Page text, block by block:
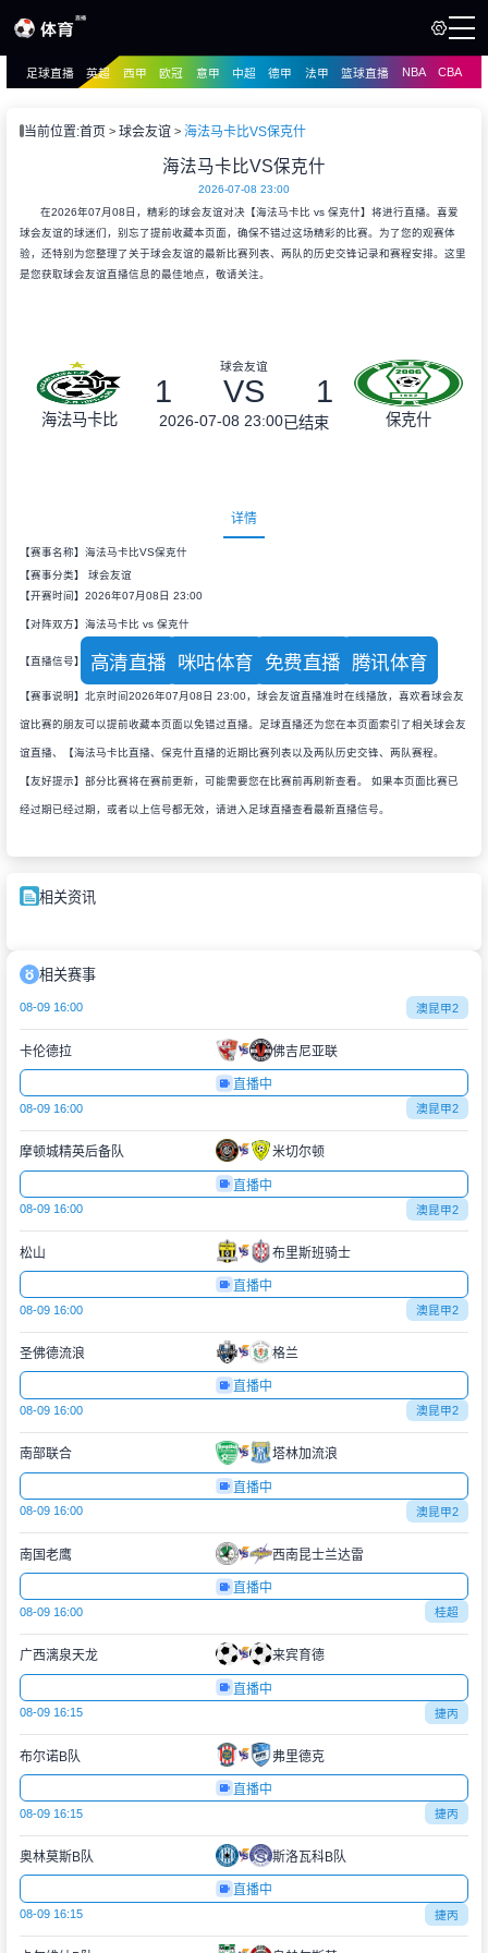
播
足球直播 英超 西甲 欧冠 意甲 中超 德甲 法甲 篮球直播 NBA CBA
当前位置:首页 球会友谊 海法马卡比VS保克什
海法马卡比VS保克什
2026-07-08 23:00
在2026年07月08日，精彩的球会友谊对决【海法马卡比 vs 保克什】将进行直播。喜爱
球会友谊的球迷们，别忘了提前收藏本页面，确保不错过这场精彩的比赛。为了您的观赛体
验，还特别为您整理了关于球会友谊的最新比赛列表、两队的历史交锋记录和赛程安排。这里
是您获取球会友谊直播信息的最佳地点，敬请关注。
海法马卡比
球会友谊
1 VS 1
2026-07-08 23:00已结束 保克什
详情
【赛事名称】海法马卡比VS保克什
【赛事分类】 球会友谊
【开赛时间】2026年07月08日 23:00
【对阵双方】海法马卡比 vs 保克什
【直播信号】 高清直播 咪咕体育 免费直播 腾讯体育
【赛事说明】北京时间2026年07月08日 23:00，球会友谊直播准时在线播放，喜欢看球会友
谊比赛的朋友可以提前收藏本页面以免错过直播。足球直播还为您在本页面索引了相关球会友
谊直播、【海法马卡比直播、保克什直播的近期比赛列表以及两队历史交锋、两队赛程。
【友好提示】部分比赛将在赛前更新，可能需要您在比赛前再刷新查看。 如果本页面比赛已
经过期已经过期，或者以上信号都无效，请进入足球直播查看最新直播信号。
相关资讯
相关赛事
08-09 16:00 澳昆甲2
卡伦德拉 佛吉尼亚联
直播中
08-09 16:00 澳昆甲2
摩顿城精英后备队 米切尔顿
直播中
08-09 16:00 澳昆甲2
松山 布里斯班骑士
直播中
08-09 16:00 澳昆甲2
圣佛德流浪 格兰
直播中
08-09 16:00 澳昆甲2
南部联合 塔林加流浪
直播中
08-09 16:00 澳昆甲2
南国老鹰 西南昆士兰达雷
直播中
08-09 16:00 桂超
广西漓泉天龙 来宾育德
直播中
08-09 16:15 捷丙
布尔诺B队 弗里德克
直播中
08-09 16:15 捷丙
奥林莫斯B队 斯洛瓦科B队
直播中
08-09 16:15 捷丙